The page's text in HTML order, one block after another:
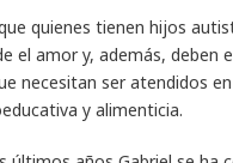
quienes tienen hijos
el amor y, además, deben
necesitan ser atendidos
y alimenticia.